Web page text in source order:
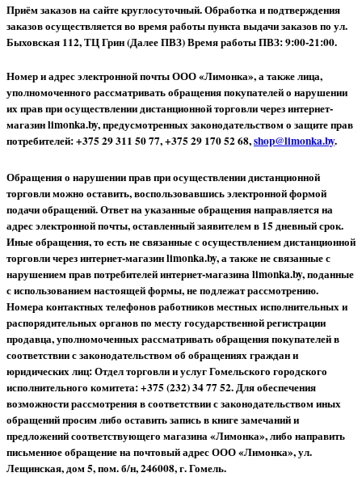
Приём заказов на сайте круглосуточный. Обработка и подтверждения
заказов осуществляется во время работы пункта выдачи заказов по ул.
Быховская 112, ТЦ Грин (Далее ПВЗ) Время работы ПВЗ: 9:00-21:00.
Номер и адрес электронной почты ООО «Лимонка», а также лица,
уполномоченного рассматривать обращения покупателей о нарушении
их прав при осуществлении дистанционной торговли через интернет-
магазин limonka.by, предусмотренных законодательством о защите прав
потребителей: +375 29 311 50 77, +375 29 170 52 68,shop@limonka.by.
Обращения о нарушении прав при осуществлении дистанционной
торговли можно оставить, воспользовавшись электронной формой
подачи обращений. Ответ на указанные обращения направляется на
адрес электронной почты, оставленный заявителем в 15 дневный срок.
Иные обращения, то есть не связанные с осуществлением дистанционной
торговли через интернет-магазин limonka.by, а также не связанные с
нарушением прав потребителей интернет-магазина limonka.by, поданные
с использованием настоящей формы, не подлежат рассмотрению.
Номера контактных телефонов работников местных исполнительных и
распорядительных органов по месту государственной регистрации
продавца, уполномоченных рассматривать обращения покупателей в
соответствии с законодательством об обращениях граждан и
юридических лиц: Отдел торговли и услуг Гомельского городского
исполнительного комитета: +375 (232) 34 77 52.Для обеспечения
возможности рассмотрения в соответствии с законодательством иных
обращений просим либо оставить запись в книге замечаний и
предложений соответствующего магазина «Лимонка», либо направить
письменное обращение на почтовый адрес ООО «Лимонка», ул.
Лещинская, дом 5, пом. б/н, 246008, г. Гомель.